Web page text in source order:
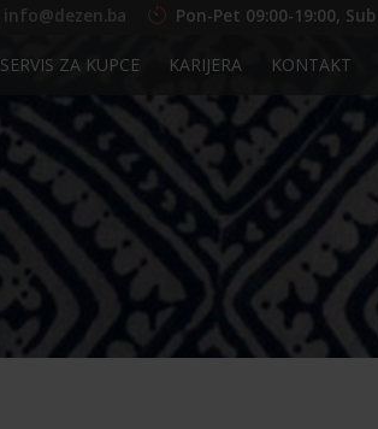
SERVIS ZA KUPCE KARIJERA KONTAKT
info@dezen.ba Pon-Pet 09:00-19:00,